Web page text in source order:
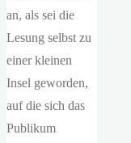
an, als sei die
Lesung selbst zu
einer kleinen
Insel geworden,
auf die sich das
Publikum